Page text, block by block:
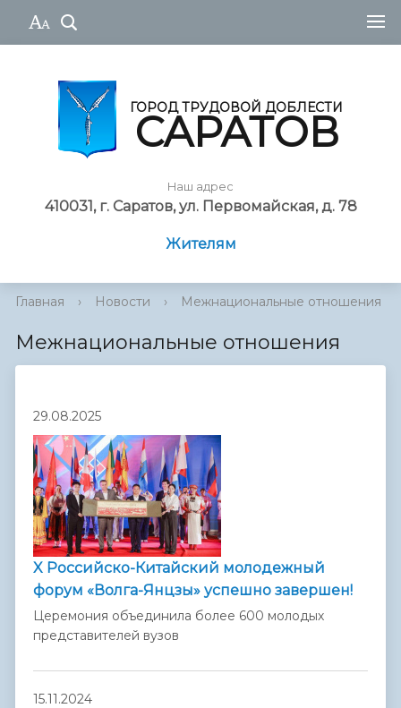
ГОРОД ТРУДОВОЙ ДОБЛЕСТИ
САРАТОВ
Наш адрес
410031, г. Саратов, ул. Первомайская, д. 78
Жителям
Главная › Новости › Межнациональные отношения
Межнациональные отношения
29.08.2025
X Российско-Китайский молодежный
форум «Волга-Янцзы» успешно завершен!
Церемония объединила более 600 молодых
представителей вузов
15.11.2024